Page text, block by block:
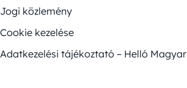
Jogi közlemény
Cookie kezelése
Adatkezelési tájékoztató – Helló Magyar